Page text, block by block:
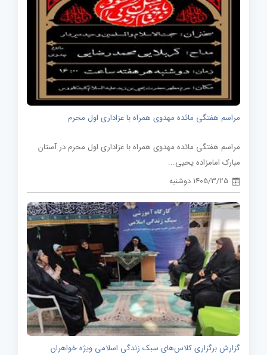
مراسم هفتگی مائده مهدوی همراه با عزاداری اول محرم
مراسم هفتگی مائده مهدوی همراه با عزاداری اول محرم در آستان
مبارک امامزاده یحیی...
1405/3/25 دوشنبه
گزارش برگزاری کلاس‌های سبک زندگی اسلامی ویژه خواهران